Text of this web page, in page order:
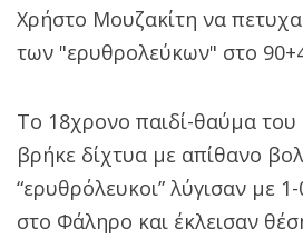
Χρήστο Μουζακίτη να
των "ερυθρολεύκων" στο
Το 18χρονο παιδί-θαύμα
βρήκε δίχτυα με απίθανο
“ερυθρόλευκοι” λύγισαν με
στο Φάληρο και έκλεισαν